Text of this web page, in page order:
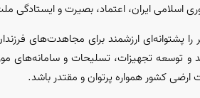
اسلامی ایران، اعتماد، بصیرت و ایستادگی
پشتوانه‌ای ارزشمند برای مجاهدت‌های
توسعه تجهیزات، تسلیحات و سامانه‌های
ارضی کشور همواره پرتوان و مقتدر باشد.